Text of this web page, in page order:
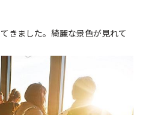
きました。綺麗な景色が見れて